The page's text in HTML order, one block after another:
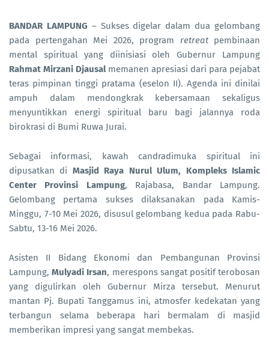
BANDAR LAMPUNG – Sukses digelar dalam dua gelombang
pada pertengahan Mei 2026, program retreatpembinaan
mental spiritual yang diinisiasi oleh Gubernur Lampung
Rahmat Mirzani Djausalmemanen apresiasi dari para pejabat
teras pimpinan tinggi pratama (eselon II). Agenda ini dinilai
ampuh dalam mendongkrak kebersamaan sekaligus
menyuntikkan energi spiritual baru bagi jalannya roda
birokrasi di Bumi Ruwa Jurai.
Sebagai informasi, kawah candradimuka spiritual ini
dipusatkan di Masjid Raya Nurul Ulum, Kompleks Islamic
Center Provinsi Lampung, Rajabasa, Bandar Lampung.
Gelombang pertama sukses dilaksanakan pada Kamis-
Minggu, 7-10 Mei 2026, disusul gelombang kedua pada Rabu-
Sabtu, 13-16 Mei 2026.
Asisten II Bidang Ekonomi dan Pembangunan Provinsi
Lampung,Mulyadi Irsan, merespons sangat positif terobosan
yang digulirkan oleh Gubernur Mirza tersebut. Menurut
mantan Pj. Bupati Tanggamus ini, atmosfer kedekatan yang
terbangun selama beberapa hari bermalam di masjid
memberikan impresi yang sangat membekas.